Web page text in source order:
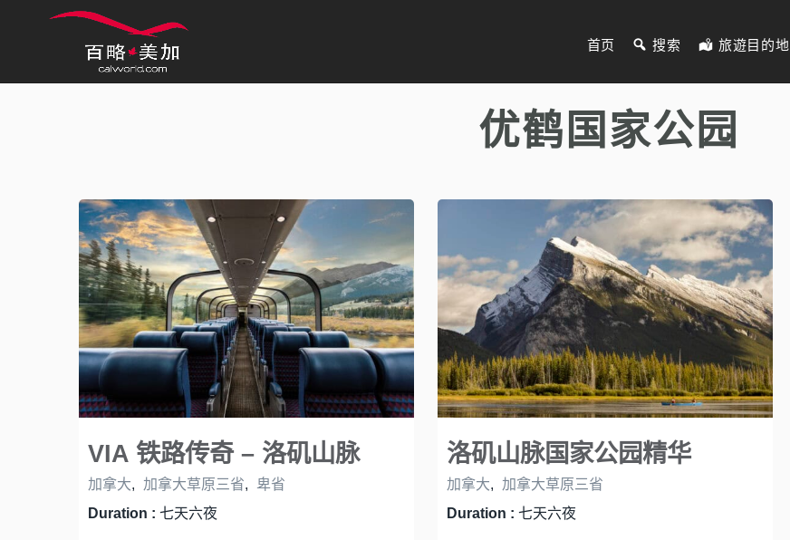
首页 搜索 旅遊目的地
优鹤国家公园
VIA 铁路传奇 – 洛矶山脉
加拿大, 加拿大草原三省,
卑省
Duration : 七天六夜
洛矶山脉国家公园精华
加拿大,
加拿大草原三省
Duration : 七天六夜